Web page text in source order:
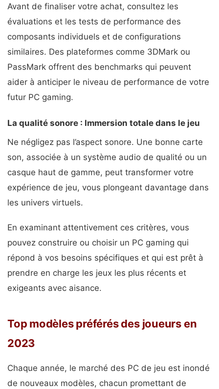
Avant de finaliser votre achat, consultez les
évaluations et les tests de performance des
composants individuels et de configurations
similaires. Des plateformes comme 3DMark ou
PassMark offrent des benchmarks qui peuvent
aider à anticiper le niveau de performance de votre
futur PC gaming.
La qualité sonore : Immersion totale dans le jeu
Ne négligez pas l’aspect sonore. Une bonne carte
son, associée à un système audio de qualité ou un
casque haut de gamme, peut transformer votre
expérience de jeu, vous plongeant davantage dans
les univers virtuels.
En examinant attentivement ces critères, vous
pouvez construire ou choisir un PC gaming qui
répond à vos besoins spécifiques et qui est prêt à
prendre en charge les jeux les plus récents et
exigeants avec aisance.
Top modèles préférés des joueurs en
2023
Chaque année, le marché des PC de jeu est inondé
de nouveaux modèles, chacun promettant de